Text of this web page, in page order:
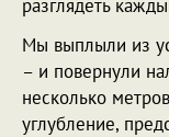
разглядеть
Мы выплыли из
– и повернули
несколько
углубление,